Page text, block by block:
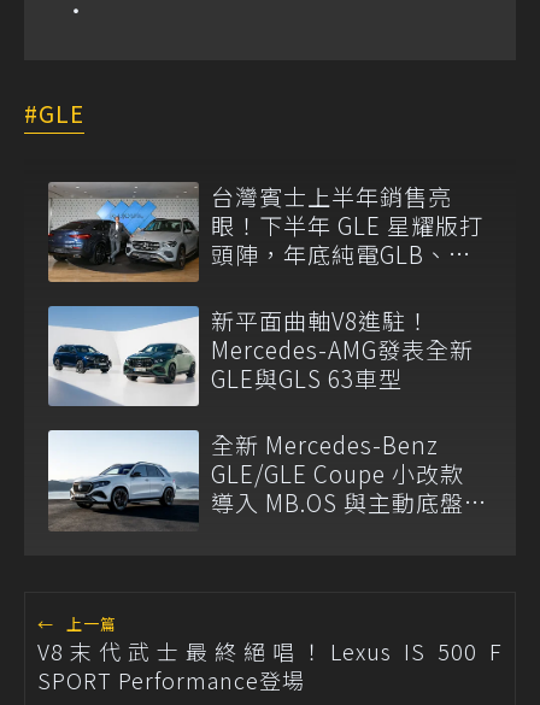
GLE
台灣賓士上半年銷售亮
眼！下半年 GLE 星耀版打
頭陣，年底純電GLB、
新平面曲軸V8進駐！
Mercedes-AMG發表全新
GLE與GLS 63車型
全新 Mercedes-Benz
GLE/GLE Coupe 小改款
導入 MB.OS 與主動底盤黑
← 上一篇
V8末代武士最終絕唱！Lexus IS 500 F
SPORT Performance登場